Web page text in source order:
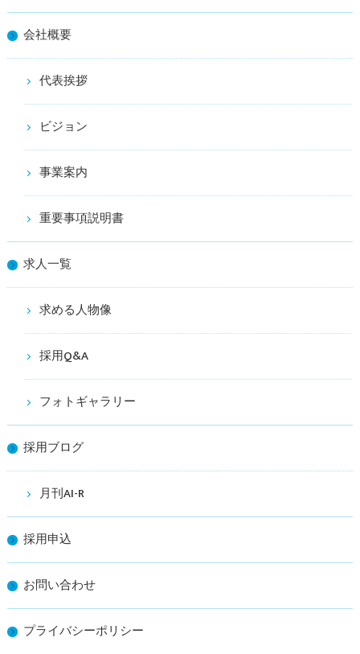
会社概要
代表挨拶
ビジョン
事業案内
重要事項説明書
求人一覧
求める人物像
採用Q&A
フォトギャラリー
採用ブログ
月刊AI-R
採用申込
お問い合わせ
プライバシーポリシー